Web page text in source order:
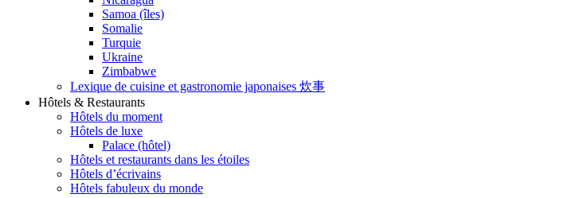
Samoa (îles)
Somalie
Turquie
Ukraine
Zimbabwe
Lexique de cuisine et gastronomie japonaises 炊事
Hôtels & Restaurants
Hôtels du moment
Hôtels de luxe
Palace (hôtel)
Hôtels et restaurants dans les étoiles
Hôtels d’écrivains
Hôtels fabuleux du monde